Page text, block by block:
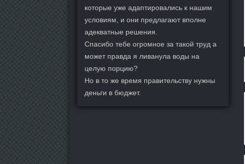
которые уже адаптировались к нашим
условиям, и они предлагают вполне
адекватные решения.
Спасибо тебе огромное за такой труд а
может правда я ливанула воды на
целую порцию?
Но в то же время правительству нужны
деньги в бюджет.